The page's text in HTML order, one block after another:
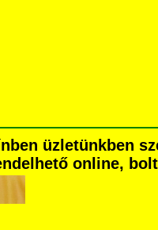
üzletünkben
online,